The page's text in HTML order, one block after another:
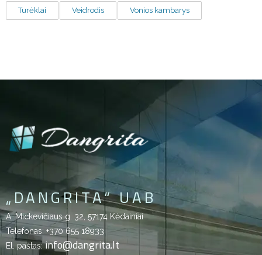
Turėklai Veidrodis Vonios kambarys
„DANGRITA“ UAB
A. Mickevičiaus g. 32, 57174 Kėdainiai
Telefonas: +370 655 18933
El. paštas:info@dangrita.lt